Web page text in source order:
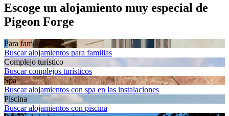
Escoge un alojamiento muy especial de
Pigeon Forge
Para familias
Buscar alojamientos para familias
Complejo turístico
Buscar complejos turísticos
Spa
Buscar alojamientos con spa en las instalaciones
Piscina
Buscar alojamientos con piscina